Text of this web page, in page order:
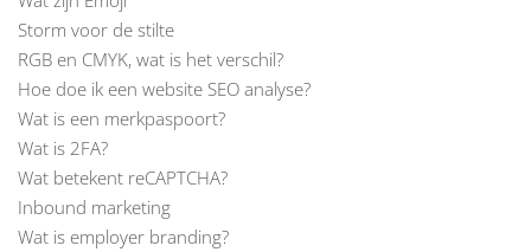
Storm voor de stilte
RGB en CMYK, wat is het verschil?
Hoe doe ik een website SEO analyse?
Wat is een merkpaspoort?
Wat is 2FA?
Wat betekent reCAPTCHA?
Inbound marketing
Wat is employer branding?